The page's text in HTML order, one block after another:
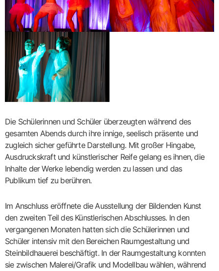
Die Schülerinnen und Schüler überzeugten während des
gesamten Abends durch ihre innige, seelisch präsente und
zugleich sicher geführte Darstellung. Mit großer Hingabe,
Ausdruckskraft und künstlerischer Reife gelang es ihnen, die
Inhalte der Werke lebendig werden zu lassen und das
Publikum tief zu berühren.
Im Anschluss eröffnete die Ausstellung der Bildenden Kunst
den zweiten Teil des Künstlerischen Abschlusses. In den
vergangenen Monaten hatten sich die Schülerinnen und
Schüler intensiv mit den Bereichen Raumgestaltung und
Steinbildhauerei beschäftigt. In der Raumgestaltung konnten
sie zwischen Malerei/Grafik und Modellbau wählen, während